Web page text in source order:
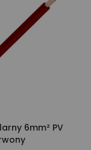
6mm² PV